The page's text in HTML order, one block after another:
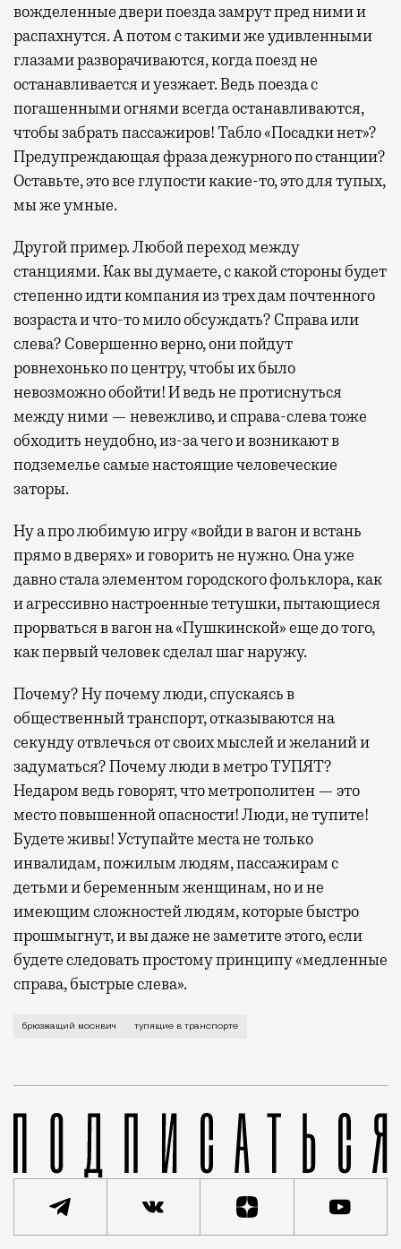
вожделенные двери поезда замрут пред ними и
распахнутся. А потом с такими же удивленными
глазами разворачиваются, когда поезд не
останавливается и уезжает. Ведь поезда с
погашенными огнями всегда останавливаются,
чтобы забрать пассажиров! Табло «Посадки нет»?
Предупреждающая фраза дежурного по станции?
Оставьте, это все глупости какие-то, это для тупых,
мы же умные.
Другой пример. Любой переход между
станциями. Как вы думаете, с какой стороны будет
степенно идти компания из трех дам почтенного
возраста и что-то мило обсуждать? Справа или
слева? Совершенно верно, они пойдут
ровнехонько по центру, чтобы их было
невозможно обойти! И ведь не протиснуться
между ними — невежливо, и справа-слева тоже
обходить неудобно, из-за чего и возникают в
подземелье самые настоящие человеческие
заторы.
Ну а про любимую игру «войди в вагон и встань
прямо в дверях» и говорить не нужно. Она уже
давно стала элементом городского фольклора, как
и агрессивно настроенные тетушки, пытающиеся
прорваться в вагон на «Пушкинской» еще до того,
как первый человек сделал шаг наружу.
Почему? Ну почему люди, спускаясь в
общественный транспорт, отказываются на
секунду отвлечься от своих мыслей и желаний и
задуматься? Почему люди в метро ТУПЯТ?
Недаром ведь говорят, что метрополитен — это
место повышенной опасности! Люди, не тупите!
Будете живы! Уступайте места не только
инвалидам, пожилым людям, пассажирам с
детьми и беременным женщинам, но и не
имеющим сложностей людям, которые быстро
прошмыгнут, и вы даже не заметите этого, если
будете следовать простому принципу «медленные
справа, быстрые слева».
Восемь утра. Озлобленные, сонные москвичи (и
брюзжащий москвич тупящие в транспорте